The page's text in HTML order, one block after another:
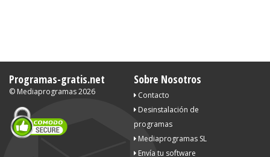
Programas-gratis.net
© Mediaprogramas2026
Sobre Nosotros
Contacto
Desinstalación de
programas
Mediaprogramas SL
Envía tu software